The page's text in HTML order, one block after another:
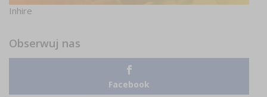
Inhire
Obserwuj nas
Facebook